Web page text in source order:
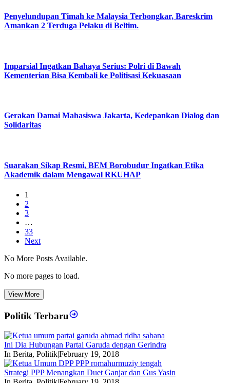
Penyelundupan Timah ke Malaysia Terbongkar, Bareskrim
Amankan 2 Terduga Pelaku di Beltim.
Imparsial Ingatkan Bahaya Serius: Polri di Bawah
Kementerian Bisa Kembali ke Politisasi Kekuasaan
Gerakan Damai Mahasiswa Jakarta, Kedepankan Dialog dan
Solidaritas
Suarakan Sikap Resmi, BEM Borobudur Ingatkan Etika
Akademik dalam Mengawal RKUHAP
1
2
3
…
33
Next
No More Posts Available.
No more pages to load.
View More
Politik Terbaru
Ini Dia Hubungan Partai Garuda dengan Gerindra
In Berita, Politik|February 19, 2018
Strategi PPP Menangkan Duet Ganjar dan Gus Yasin